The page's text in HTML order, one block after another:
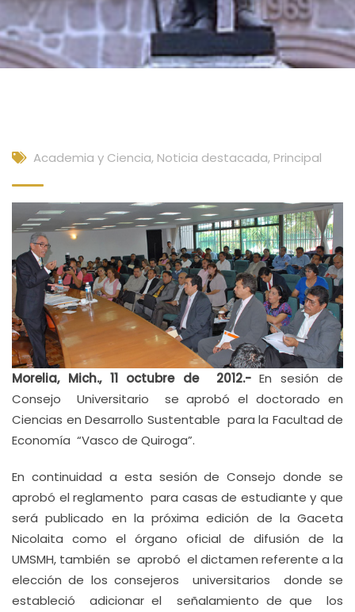
Academia y Ciencia, Noticia destacada, Principal
Morelia, Mich., 11 octubre de 2012.-En sesión de
Consejo Universitario se aprobó el doctorado en
Ciencias en Desarrollo Sustentable para la Facultad de
Economía “Vasco de Quiroga”.
En continuidad a esta sesión de Consejo donde se
aprobó el reglamento para casas de estudiante y que
será publicado en la próxima edición de la Gaceta
Nicolaita como el órgano oficial de difusión de la
UMSMH, también se aprobó el dictamen referente a la
elección de los consejeros universitarios donde se
estableció adicionar el señalamiento de que los